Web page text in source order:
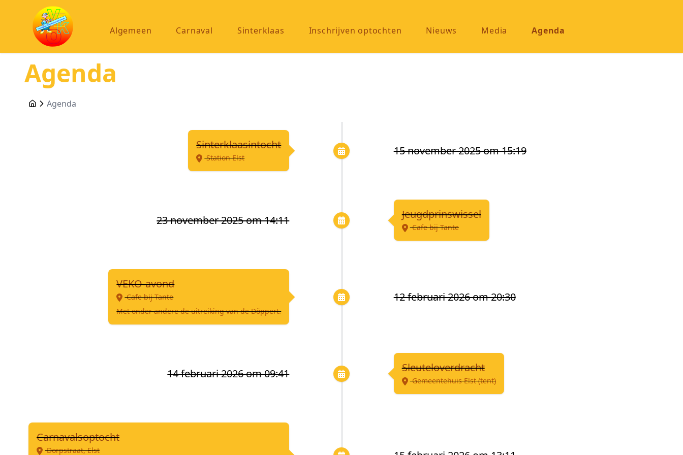
Algemeen Carnaval Sinterklaas Inschrijven optochten Nieuws Media Agenda
Agenda
Agenda
15 november 2025 om 15:19
Sinterklaasintocht
Station Elst
23 november 2025 om 14:11 Jeugdprinswissel
Cafe bij Tante
12 februari 2026 om 20:30
VEKO-avond
Cafe bij Tante
Met onder andere de uitreiking van de Döppert.
14 februari 2026 om 09:41 Sleuteloverdracht
Gemeentehuis Elst (tent)
Carnavalsoptocht
Dorpstraat, Elst